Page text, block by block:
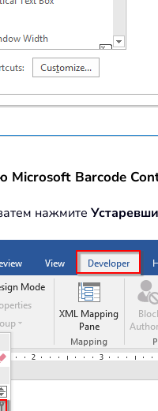
Microsoft Barcode
нажмите